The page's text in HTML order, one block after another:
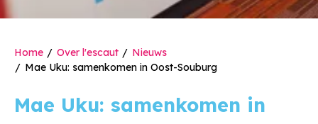
Home Over l'escaut
Nieuws
Mae Uku: samenkomen in Oost-Souburg
Mae Uku: samenkomen in